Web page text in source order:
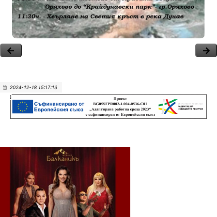
2024-12-18 15:17:13